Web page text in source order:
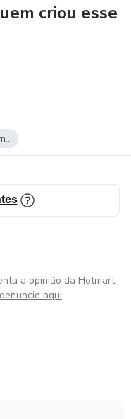
criou esse
Empreendedorismo Digital
a opinião da Hotmart.
denuncie aqui